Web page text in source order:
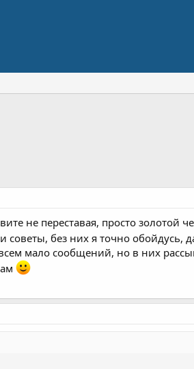
не переставая, просто
без них я точно обойдусь,
мало сообщений, но в них